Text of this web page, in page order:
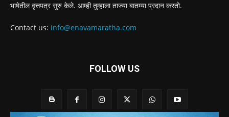
भाषेतील वृत्तपत्र सुरु केले. आम्ही तुम्हाला ताज्या बातम्या प्रदान करतो.
Contact us: info@enavamaratha.com
FOLLOW US